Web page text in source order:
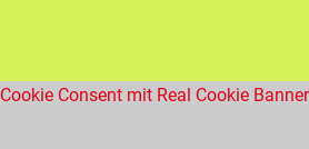
Cookie Consent mit Real Cookie Banner